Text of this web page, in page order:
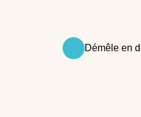
Démêle en